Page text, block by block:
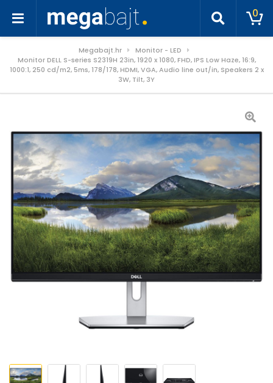
0
Megabajt.hr
Monitor - LED
Monitor DELL S-series S2319H 23in, 1920 x 1080, FHD, IPS Low Haze, 16:9,
1000:1, 250 cd/m2, 5ms, 178/178, HDMI, VGA, Audio line out/in, Speakers 2 x
3W, Tilt, 3Y